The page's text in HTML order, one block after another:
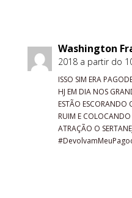
Washington
2018 a partir do
ISSO SIM ERA
HJ EM DIA NOS
ESTÃO ESCORANDO
RUIM E COLOCANDO
ATRAÇÃO O